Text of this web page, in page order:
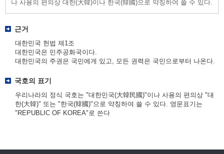
나 사용의 편의상 대한(大韓)이나 한국(韓國)으로 약칭하여 쓸 수 있다.
근거
대한민국 헌법 제1조
대한민국은 민주공화국이다.
대한민국의 주권은 국민에게 있고, 모든 권력은 국민으로부터 나온다.
국호의 표기
우리나라의 정식 국호는 "대한민국(大韓民國)"이나 사용의 편의상 "대
한(大韓)" 또는 "한국(韓國)"으로 약칭하여 쓸 수 있다. 영문표기는
"REPUBLIC OF KOREA"로 쓴다